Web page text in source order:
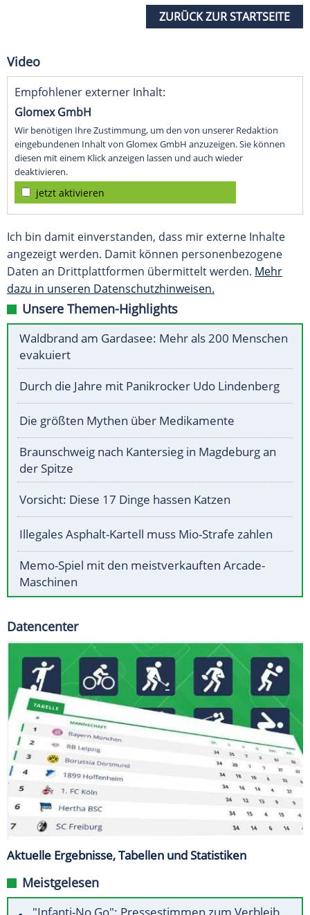
ZURÜCK ZUR STARTSEITE
Video
Empfohlener externer Inhalt:
Glomex GmbH
Wir benötigen Ihre Zustimmung, um den von unserer Redaktion
eingebundenen Inhalt von Glomex GmbH anzuzeigen. Sie können
diesen mit einem Klick anzeigen lassen und auch wieder
deaktivieren.
jetzt aktivieren
Ich bin damit einverstanden, dass mir externe Inhalte
angezeigt werden. Damit können personenbezogene
Daten an Drittplattformen übermittelt werden. Mehr
dazu in unseren Datenschutzhinweisen.
Unsere Themen-Highlights
Waldbrand am Gardasee: Mehr als 200 Menschen
evakuiert
Durch die Jahre mit Panikrocker Udo Lindenberg
Die größten Mythen über Medikamente
Braunschweig nach Kantersieg in Magdeburg an
der Spitze
Vorsicht: Diese 17 Dinge hassen Katzen
Illegales Asphalt-Kartell muss Mio-Strafe zahlen
Memo-Spiel mit den meistverkauften Arcade-
Maschinen
Datencenter
Aktuelle Ergebnisse, Tabellen und Statistiken
Meistgelesen